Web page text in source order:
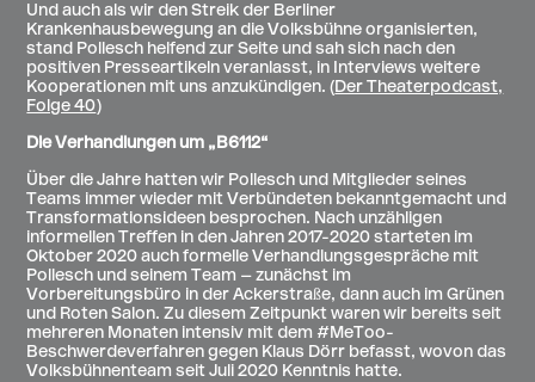
Und auch als wir den Streik der Berliner
Krankenhausbewegung an die Volksbühne organisierten,
stand Pollesch helfend zur Seite und sah sich nach den
positiven Presseartikeln veranlasst, in Interviews weitere
Kooperationen mit uns anzukündigen. (Der Theaterpodcast,
Folge 40)
Die Verhandlungen um „B6112“
Über die Jahre hatten wir Pollesch und Mitglieder seines
Teams immer wieder mit Verbündeten bekanntgemacht und
Transformationsideen besprochen. Nach unzähligen
informellen Treffen in den Jahren 2017-2020 starteten im
Oktober 2020 auch formelle Verhandlungsgespräche mit
Pollesch und seinem Team – zunächst im
Vorbereitungsbüro in der Ackerstraße, dann auch im Grünen
und Roten Salon. Zu diesem Zeitpunkt waren wir bereits seit
mehreren Monaten intensiv mit dem #MeToo-
Beschwerdeverfahren gegen Klaus Dörr befasst, wovon das
Volksbühnenteam seit Juli 2020 Kenntnis hatte.